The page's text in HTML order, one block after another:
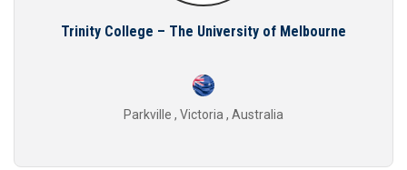
Trinity College – The University of Melbourne
Parkville , Victoria , Australia